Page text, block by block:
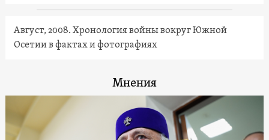
Август, 2008. Хронология войны вокруг Южной
Осетии в фактах и фотографиях
Мнения